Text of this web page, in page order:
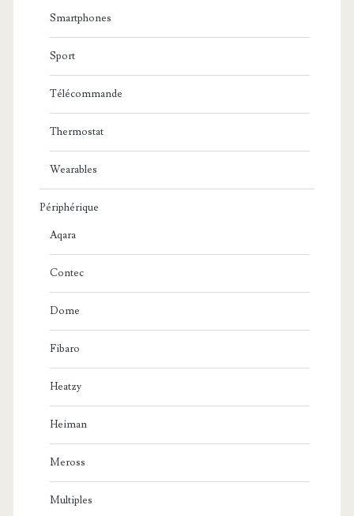
Smartphones
Sport
Télécommande
Thermostat
Wearables
Périphérique
Aqara
Contec
Dome
Fibaro
Heatzy
Heiman
Meross
Multiples